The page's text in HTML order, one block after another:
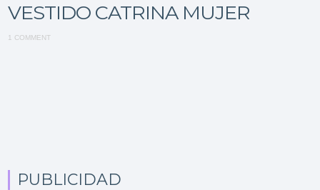
VESTIDO CATRINA MUJER
1 COMMENT
PUBLICIDAD